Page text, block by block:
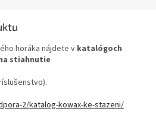
horáka nájdete v katalógoch
stiahnutie
2/katalog-kowax-ke-stazeni/